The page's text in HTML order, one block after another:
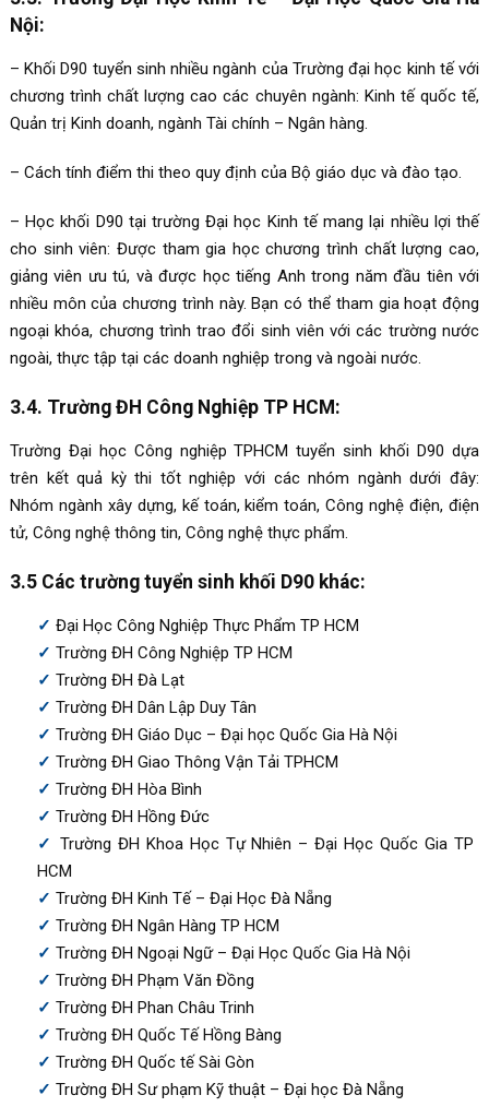
Nội:
– Khối D90 tuyển sinh nhiều ngành của Trường đại học kinh tế với
chương trình chất lượng cao các chuyên ngành: Kinh tế quốc tế,
Quản trị Kinh doanh, ngành Tài chính – Ngân hàng.
– Cách tính điểm thi theo quy định của Bộ giáo dục và đào tạo.
– Học khối D90 tại trường Đại học Kinh tế mang lại nhiều lợi thế
cho sinh viên: Được tham gia học chương trình chất lượng cao,
giảng viên ưu tú, và được học tiếng Anh trong năm đầu tiên với
nhiều môn của chương trình này. Bạn có thể tham gia hoạt động
ngoại khóa, chương trình trao đổi sinh viên với các trường nước
ngoài, thực tập tại các doanh nghiệp trong và ngoài nước.
3.4. Trường ĐH Công Nghiệp TP HCM:
Trường Đại học Công nghiệp TPHCM tuyển sinh khối D90 dựa
trên kết quả kỳ thi tốt nghiệp với các nhóm ngành dưới đây:
Nhóm ngành xây dựng, kế toán, kiểm toán, Công nghệ điện, điện
tử, Công nghệ thông tin, Công nghệ thực phẩm.
3.5 Các trường tuyển sinh khối D90 khác:
Đại Học Công Nghiệp Thực Phẩm TP HCM
Trường ĐH Công Nghiệp TP HCM
Trường ĐH Đà Lạt
Trường ĐH Dân Lập Duy Tân
Trường ĐH Giáo Dục – Đại học Quốc Gia Hà Nội
Trường ĐH Giao Thông Vận Tải TPHCM
Trường ĐH Hòa Bình
Trường ĐH Hồng Đức
Trường ĐH Khoa Học Tự Nhiên – Đại Học Quốc Gia TP
HCM
Trường ĐH Kinh Tế – Đại Học Đà Nẵng
Trường ĐH Ngân Hàng TP HCM
Trường ĐH Ngoại Ngữ – Đại Học Quốc Gia Hà Nội
Trường ĐH Phạm Văn Đồng
Trường ĐH Phan Châu Trinh
Trường ĐH Quốc Tế Hồng Bàng
Trường ĐH Quốc tế Sài Gòn
Trường ĐH Sư phạm Kỹ thuật – Đại học Đà Nẵng